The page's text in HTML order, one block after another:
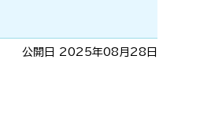
公開日 2025年08月28日